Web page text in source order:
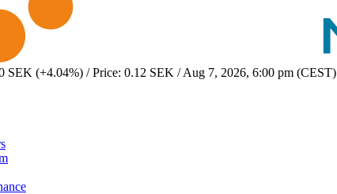
SEK (+4.04%) / Price: 0.12 SEK / Aug 7, 2026, 6:00 pm (CEST)